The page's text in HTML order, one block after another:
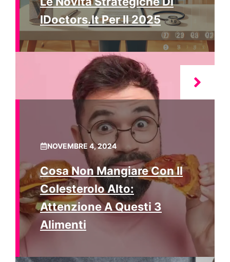
IDoctors.it Per Il 2025
NOVEMBRE 4, 2024
Cosa Non Mangiare Con Il
Colesterolo Alto:
Attenzione A Questi 3
Alimenti